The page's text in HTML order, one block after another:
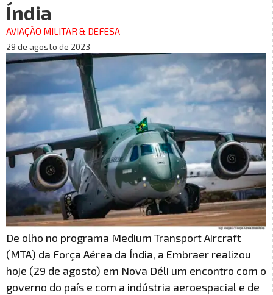
Índia
AVIAÇÃO MILITAR & DEFESA
29 de agosto de 2023
De olho no programa Medium Transport Aircraft
(MTA) da Força Aérea da Índia, a Embraer realizou
hoje (29 de agosto) em Nova Déli um encontro com o
governo do país e com a indústria aeroespacial e de